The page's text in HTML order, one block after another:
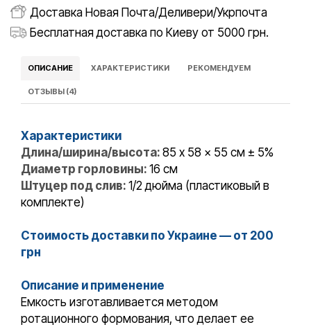
Доставка Новая Почта/Деливери/Укрпочта
Бесплатная доставка по Киеву от 5000 грн.
ОПИСАНИЕ ХАРАКТЕРИСТИКИ РЕКОМЕНДУЕМ
ОТЗЫВЫ (4)
Характеристики
Длина/ширина/высота: 85 x 58 x 55 см ± 5%
Диаметр горловины: 16 см
Штуцер под слив: 1/2 дюйма (пластиковый в
комплекте)
Стоимость доставки по Украине — от 200
грн
Описание и применение
Емкость изготавливается методом
ротационного формования, что делает ее